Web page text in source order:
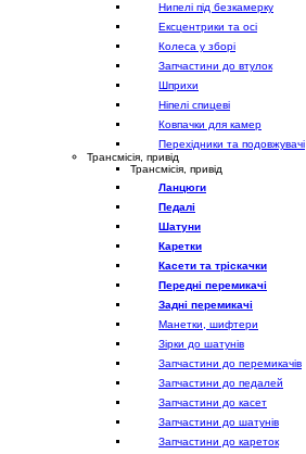
Нипелі під безкамерку
Ексцентрики та осі
Колеса у зборі
Запчастини до втулок
Шприхи
Ніпелі спицеві
Ковпачки для камер
Перехідники та подовжувачі
Трансмісія, привід
Трансмісія, привід
Ланцюги
Педалі
Шатуни
Каретки
Касети та тріскачки
Передні перемикачі
Задні перемикачі
Манетки, шифтери
Зірки до шатунів
Запчастини до перемикачів
Запчастини до педалей
Запчастини до касет
Запчастини до шатунів
Запчастини до кареток